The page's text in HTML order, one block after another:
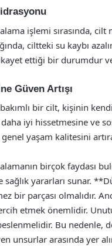
işlemi sırasında,
ciltteki su kaybı
ettiği bir durumdur
Güven Artışı
bir cilt, kişinin
iyi hissetmesine ve
yaşam kalitesini
birçok faydası
sağlık yararları sunar.
bir parçası olmalıdır.
etmek önemlidir.
Bu nedenle,
unsurlar arasında yer